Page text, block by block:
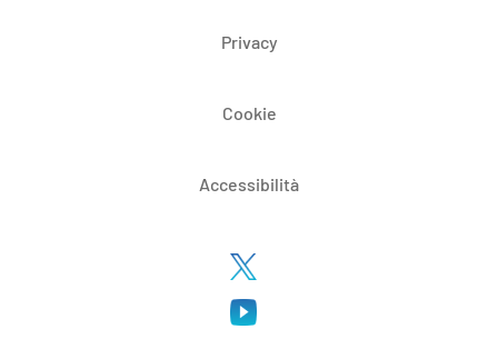
Privacy
Cookie
Accessibilità